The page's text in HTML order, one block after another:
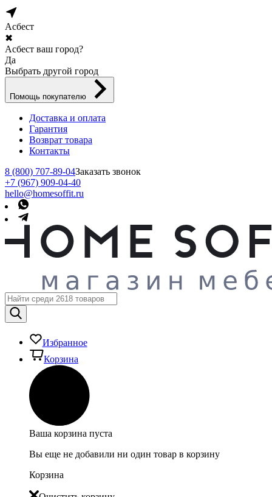
Асбест
✖
Асбест ваш город?
Да
Выбрать другой город
Помощь покупателю
Доставка и оплата
Гарантия
Возврат товара
Контакты
8 (800) 707-89-04Заказать звонок
+7 (967) 909-04-40
hello@homesoffit.ru
Избранное
Корзина
Ваша корзина пуста
Вы еще не добавили ни один товар в корзину
Корзина